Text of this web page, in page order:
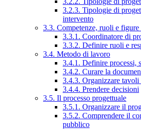
3.2.3. Tipologie di
intervento
3.3. Competenze, ruoli e
3.3.1. Coordinatore di
3.3.2. Definire ruoli e
3.4. Metodo di lavoro
3.4.1. Definire processi,
3.4.2. Curare la
3.4.3. Organizzare
3.4.4. Prendere decisioni
3.5. Il processo progettuale
3.5.1. Organizzare il
3.5.2. Comprendere il
pubblico